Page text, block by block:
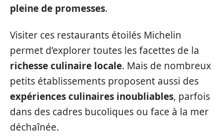
pleine de promesses.
Visiter ces restaurants étoilés Michelin
permet d’explorer toutes les facettes de la
richesse culinaire locale. Mais de nombreux
petits établissements proposent aussi des
expériences culinaires inoubliables, parfois
dans des cadres bucoliques ou face à la mer
déchaînée.